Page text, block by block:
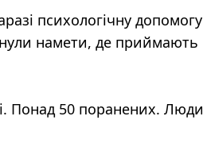
психологічну допомогу
намети, де приймають
Понад 50 поранених. Люди